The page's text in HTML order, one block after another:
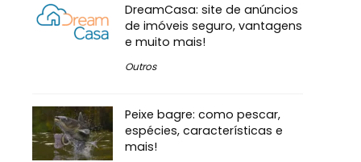
DreamCasa: site de anúncios
de imóveis seguro, vantagens
e muito mais!
Outros
Peixe bagre: como pescar,
espécies, características e
mais!